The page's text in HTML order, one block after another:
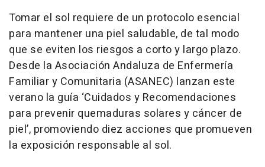
Tomar el sol requiere de un protocolo esencial
para mantener una piel saludable, de tal modo
que se eviten los riesgos a corto y largo plazo.
Desde la Asociación Andaluza de Enfermería
Familiar y Comunitaria (ASANEC) lanzan este
verano la guía ‘Cuidados y Recomendaciones
para prevenir quemaduras solares y cáncer de
piel’, promoviendo diez acciones que promueven
la exposición responsable al sol.